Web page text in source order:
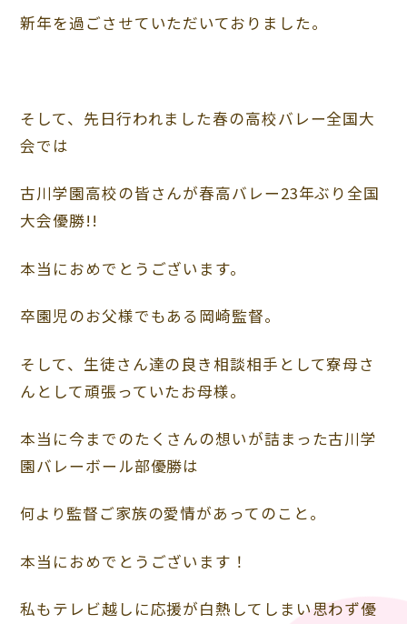
新年を過ごさせていただいておりました。
そして、先日行われました春の高校バレー全国大
会では
古川学園高校の皆さんが春高バレー23年ぶり全国
大会優勝!!
本当におめでとうございます。
卒園児のお父様でもある岡崎監督。
そして、生徒さん達の良き相談相手として寮母さ
んとして頑張っていたお母様。
本当に今までのたくさんの想いが詰まった古川学
園バレーボール部優勝は
何より 監督ご家族の愛情があってのこと。
本当におめでとうございます！
私もテレビ越しに応援が白熱してしまい思わず優